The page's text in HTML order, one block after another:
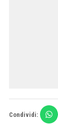
Condividi: